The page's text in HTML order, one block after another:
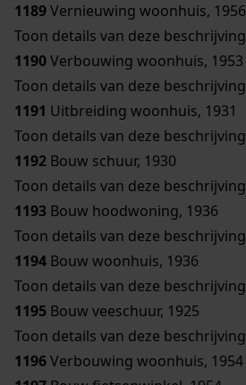
1189Vernieuwing woonhuis, 1956
Toon details van deze beschrijving
1190Verbouwing woonhuis, 1953
Toon details van deze beschrijving
1191 Uitbreiding woonhuis, 1931
Toon details van deze beschrijving
1192 Bouw schuur, 1930
Toon details van deze beschrijving
1193 Bouw hoodwoning, 1936
Toon details van deze beschrijving
1194 Bouw woonhuis, 1936
Toon details van deze beschrijving
1195 Bouw veeschuur, 1925
Toon details van deze beschrijving
1196Verbouwing woonhuis, 1954